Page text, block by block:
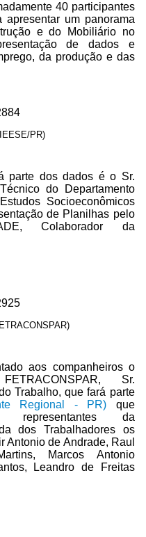
40 participantes
um panorama
e do Mobiliário no
de dados e
da produção e das
PR)
parte dos dados é o Sr.
do Departamento
Socioeconômicos
de Planilhas pelo
Colaborador da
aos companheiros o
Sr.
Trabalho, que fará parte
Regional - PR) que
da
dos Trabalhadores os
Antonio de Andrade, Raul
Marcos Antonio
Leandro de Freitas